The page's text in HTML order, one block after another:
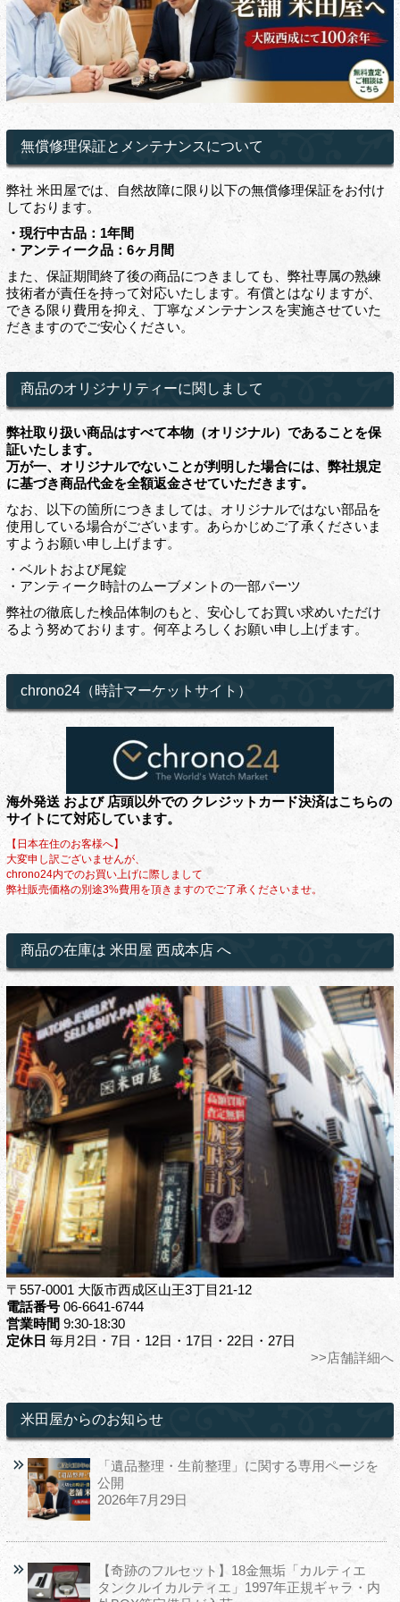
無償修理保証とメンテナンスについて
弊社 米田屋では、自然故障に限り以下の無償修理保証をお付け
しております。
・現行中古品：1年間
・アンティーク品：6ヶ月間
また、保証期間終了後の商品につきましても、弊社専属の熟練
技術者が責任を持って対応いたします。有償とはなりますが、
できる限り費用を抑え、丁寧なメンテナンスを実施させていた
だきますのでご安心ください。
商品のオリジナリティーに関しまして
弊社取り扱い商品はすべて本物（オリジナル）であることを保
証いたします。
万が一、オリジナルでないことが判明した場合には、弊社規定
に基づき商品代金を全額返金させていただきます。
なお、以下の箇所につきましては、オリジナルではない部品を
使用している場合がございます。あらかじめご了承くださいま
すようお願い申し上げます。
・ベルトおよび尾錠
・アンティーク時計のムーブメントの一部パーツ
弊社の徹底した検品体制のもと、安心してお買い求めいただけ
るよう努めております。何卒よろしくお願い申し上げます。
chrono24（時計マーケットサイト）
海外発送 および 店頭以外での クレジットカード決済はこちらの
サイトにて対応しています。
【日本在住のお客様へ】
大変申し訳ございませんが、
chrono24内でのお買い上げに際しまして
弊社販売価格の別途3%費用を頂きますのでご了承くださいませ。
商品の在庫は 米田屋 西成本店 へ
〒557-0001 大阪市西成区山王3丁目21-12
電話番号06-6641-6744
営業時間 9:30-18:30
定休日 毎月2日・7日・12日・17日・22日・27日
>>店舗詳細へ
米田屋からのお知らせ
「遺品整理・生前整理」に関する専用ページを
公開
2026年7月29日
【奇跡のフルセット】18金無垢「カルティエ
タンクルイカルティエ」1997年正規ギャラ・内